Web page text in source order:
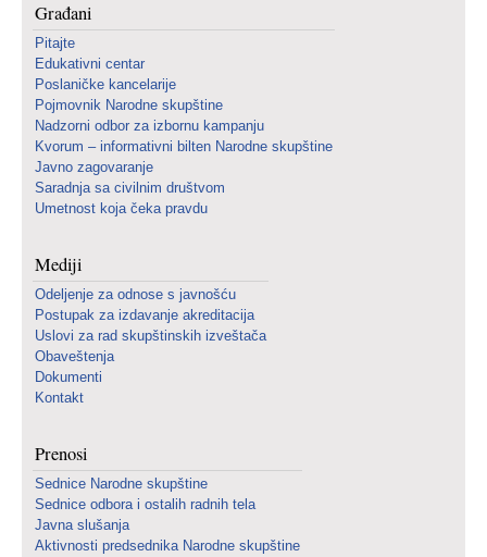
Građani
Pitajte
Edukativni centar
Poslaničke kancelarije
Pojmovnik Narodne skupštine
Nadzorni odbor za izbornu kampanju
Kvorum – informativni bilten Narodne skupštine
Javno zagovaranje
Saradnja sa civilnim društvom
Umetnost koja čeka pravdu
Mediji
Odeljenje za odnose s javnošću
Postupak za izdavanje akreditacija
Uslovi za rad skupštinskih izveštača
Obaveštenja
Dokumenti
Kontakt
Prenosi
Sednice Narodne skupštine
Sednice odbora i ostalih radnih tela
Javna slušanja
Aktivnosti predsednika Narodne skupštine